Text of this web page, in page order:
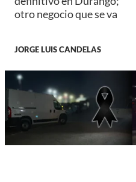
otro negocio que se va
JORGE LUIS CANDELAS